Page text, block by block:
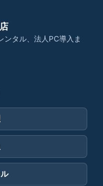
ンタル、法人PC導入ま